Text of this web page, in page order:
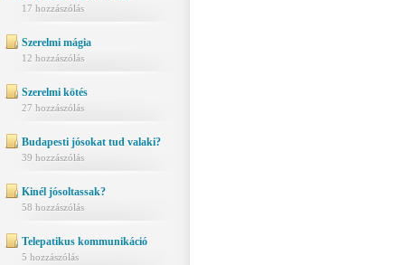
17 hozzászólás
Szerelmi mágia
12 hozzászólás
Szerelmi kötés
27 hozzászólás
Budapesti jósokat tud valaki?
39 hozzászólás
Kinél jósoltassak?
58 hozzászólás
Telepatikus kommunikáció
5 hozzászólás